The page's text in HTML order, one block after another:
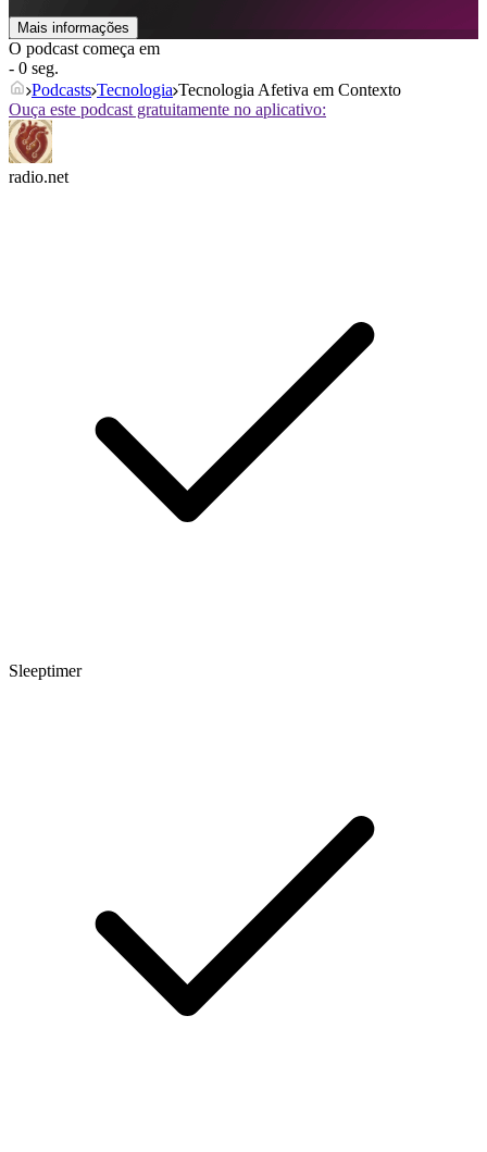
Mais informações
O podcast começa em
- 0 seg.
Podcasts Tecnologia Tecnologia Afetiva em Contexto
Ouça este podcast gratuitamente no aplicativo:
radio.net
Sleeptimer